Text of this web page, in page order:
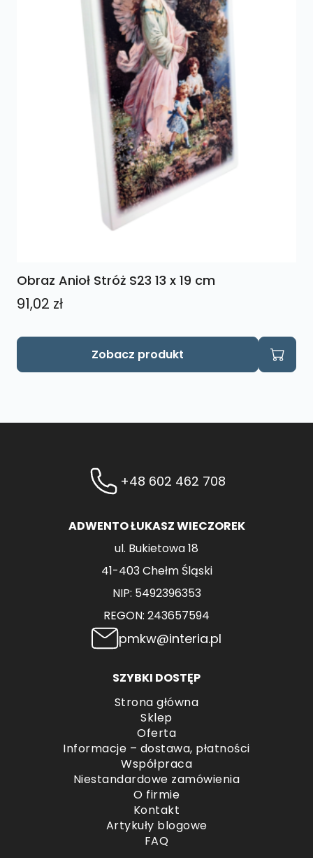
Obraz Anioł Stróż S23 13 x 19 cm
91,02 zł
Zobacz produkt
+48 602 462 708
ADWENTO ŁUKASZ WIECZOREK
ul. Bukietowa 18
41-403 Chełm Śląski
NIP: 5492396353
REGON: 243657594
pmkw@interia.pl
SZYBKI DOSTĘP
Strona główna
Sklep
Oferta
Informacje – dostawa, płatności
Współpraca
Niestandardowe zamówienia
O firmie
Kontakt
Artykuły blogowe
FAQ